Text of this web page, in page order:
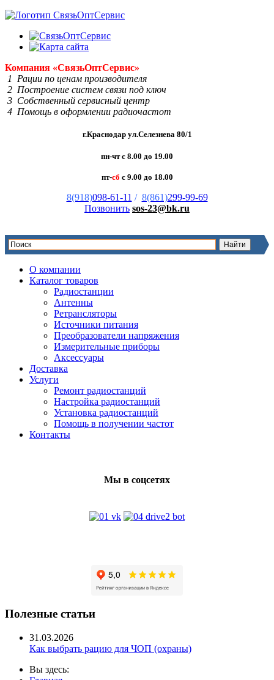
Компания «СвязьОптСервис»
1 Рации по ценам производителя
2 Построение систем связи под ключ
3 Собственный сервисный центр
4 Помощь в оформлении радиочастот
г.Краснодар ул.Селезнева 80/1
пн-чт с 8.00 до 19.00
пт-сб с 9.00 до 18.00
8(918)098-61-11 / 8(861)299-99-69
Позвонить sos-23@bk.ru
О компании
Каталог товаров
Радиостанции
Антенны
Ретрансляторы
Источники питания
Преобразователи напряжения
Измерительные приборы
Аксессуары
Доставка
Услуги
Ремонт радиостанций
Настройка радиостанций
Установка радиостанций
Помощь в получении частот
Контакты
Мы в соцсетях
Полезные статьи
31.03.2026
Как выбрать рацию для ЧОП (охраны)
Вы здесь: